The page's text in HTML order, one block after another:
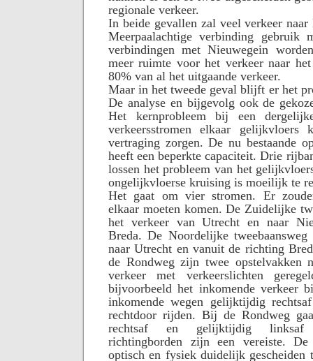
regionale verkeer.
In beide gevallen zal veel verkeer naar
Meerpaalachtige verbinding gebruik
verbindingen met Nieuwegein
meer ruimte voor het verkeer naar
80% van al het uitgaande verkeer.
Maar in het tweede geval blijft er het
De analyse en bijgevolg ook de
Het kernprobleem bij een
verkeersstromen elkaar gelijkvloers
vertraging zorgen. De nu bestaande
heeft een beperkte capaciteit. Drie
lossen het probleem van het
ongelijkvloerse kruising is moeilijk te
Het gaat om vier stromen. Er
elkaar moeten komen. De Zuidelijke
het verkeer van Utrecht en naar
Breda. De Noordelijke
naar Utrecht en vanuit de richting
de Rondweg zijn twee opstelvakken
verkeer met verkeerslichten
bijvoorbeeld het inkomende verkeer
inkomende wegen gelijktijdig
rechtdoor rijden. Bij de Rondweg
rechtsaf en gelijktijdig linksaf
richtingborden zijn een vereiste.
optisch en fysiek duidelijk gescheiden